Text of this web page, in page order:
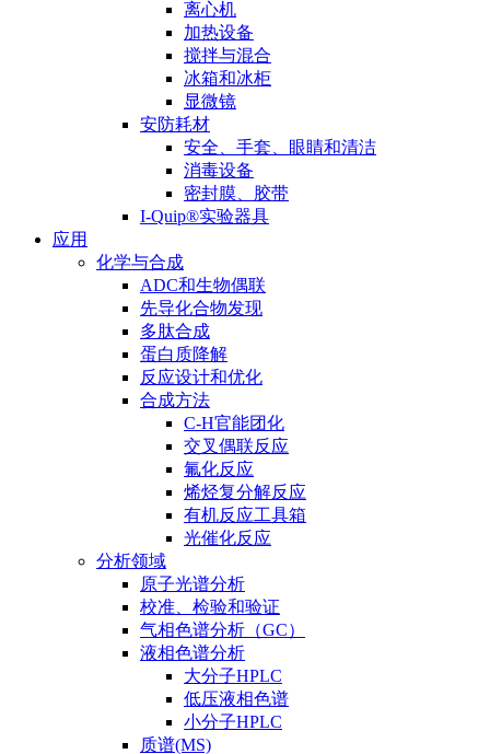
离心机
加热设备
搅拌与混合
冰箱和冰柜
显微镜
安防耗材
安全、手套、眼睛和清洁
消毒设备
密封膜、胶带
I-Quip®️实验器具
应用
化学与合成
ADC和生物偶联
先导化合物发现
多肽合成
蛋白质降解
反应设计和优化
合成方法
C-H官能团化
交叉偶联反应
氟化反应
烯烃复分解反应
有机反应工具箱
光催化反应
分析领域
原子光谱分析
校准、检验和验证
气相色谱分析（GC）
液相色谱分析
大分子HPLC
低压液相色谱
小分子HPLC
质谱(MS)